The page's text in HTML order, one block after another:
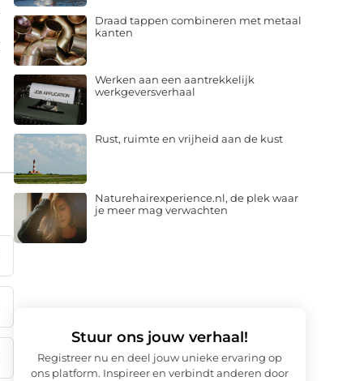
Draad tappen combineren met metaal
kanten
Werken aan een aantrekkelijk
werkgeversverhaal
Rust, ruimte en vrijheid aan de kust
Naturehairexperience.nl, de plek waar
je meer mag verwachten
Stuur ons jouw verhaal!
Registreer nu en deel jouw unieke ervaring op
ons platform. Inspireer en verbindt anderen door